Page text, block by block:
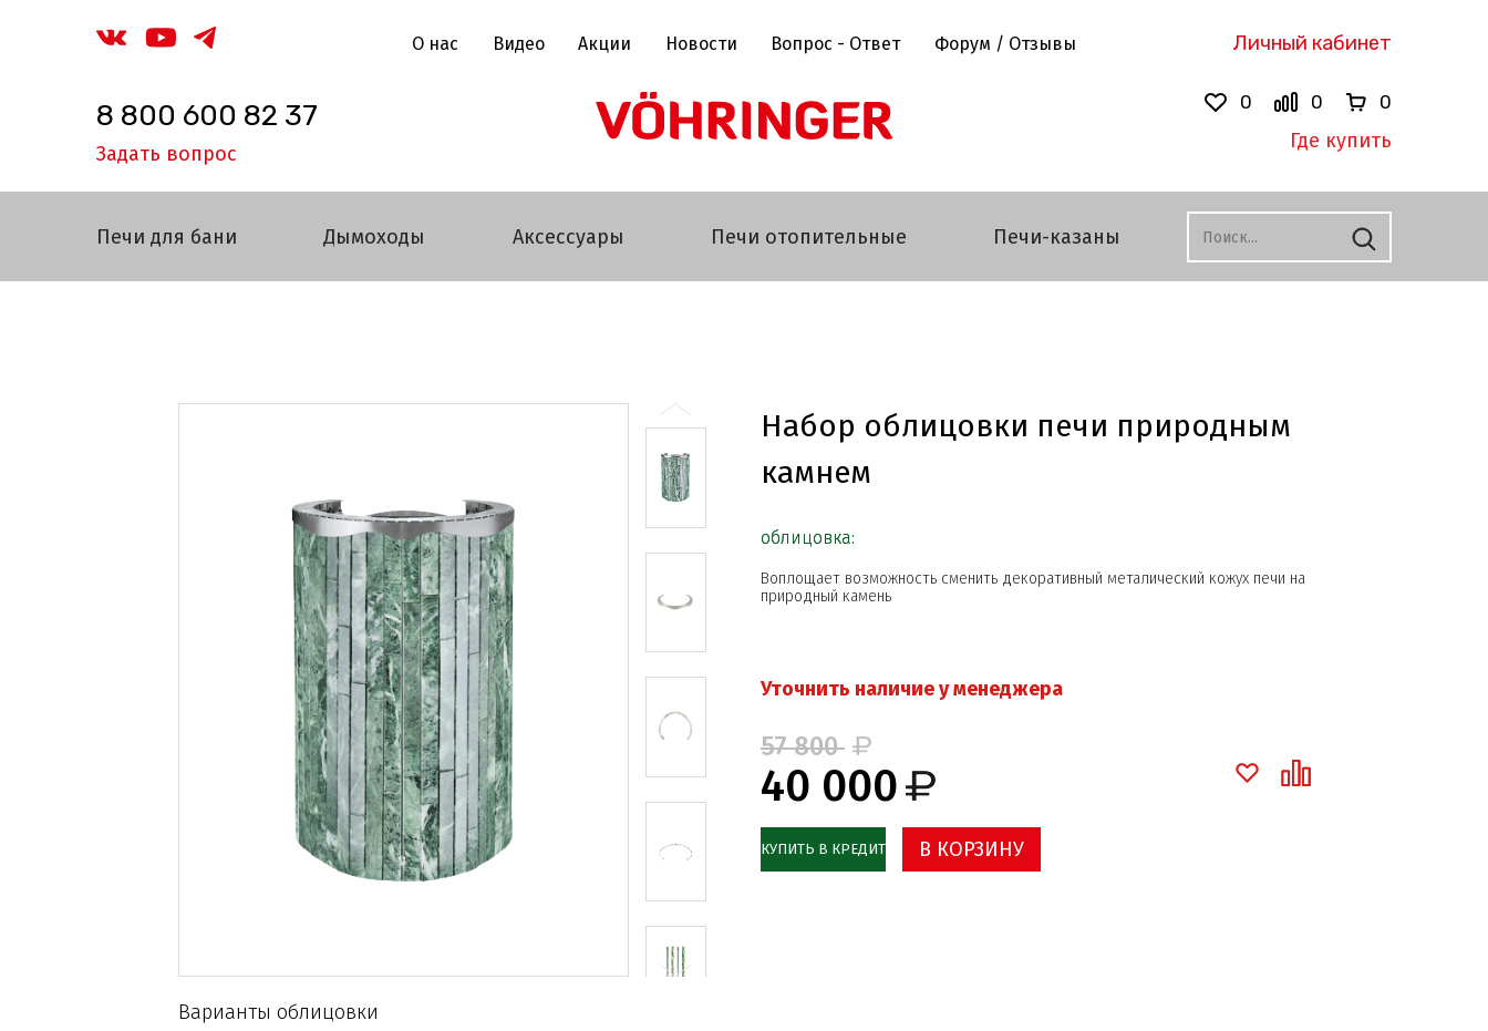
8 800 600 82 37
Задать вопрос
О нас Видео Акции Новости Вопрос - Ответ Форум / Отзывы Личный кабинет
0 0 0
Где купить
Печи для бани Дымоходы Аксессуары Печи отопительные Печи-казаны
Набор облицовки печи природным
камнем
облицовка:
Воплощает возможность сменить декоративный металический кожух печи на
природный камень
Уточнить наличие у менеджера
57 800
40 000
КУПИТЬ В КРЕДИТ В КОРЗИНУ
Варианты облицовки